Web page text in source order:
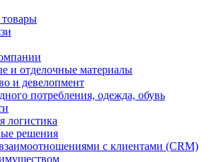
и отделочные материалы
и девелопмент
потребления, одежда, обувь
логистика
решения
с клиентами (CRM)